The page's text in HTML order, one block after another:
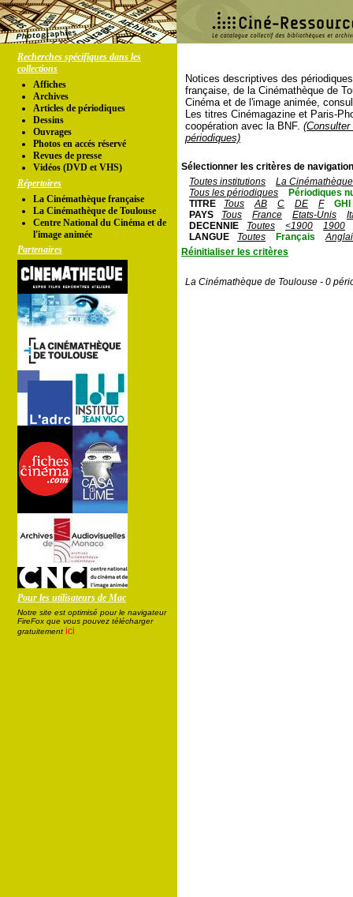
Recherches spécifiques dans les
collections
Affiches
Archives
Articles de périodiques
Dessins
Ouvrages
Photos en accés réservé
Revues de presse
Vidéos (DVD et VHS)
Répertoires
La Cinémathèque française
La Cinémathèque de Toulouse
Centre National du Cinéma et de
l'image animée
Partenaires
Pour les utilisateurs de Mac
Notre site est optimisé pour le navigateur
FireFox que vous pouvez télécharger
gratuitement ici
Notices descriptives des
française, de la Cinémathèque de
Cinéma et de l'image animée,
Les titres Cinémagazine et Paris-
coopération avec la BNF.
périodiques)
Sélectionner les critères de
Toutes institutions
La
Tous les périodiques
Périodiques
TITRE
Tous AB C DE F
GHI
PAYS
Tous France Etats-Unis
DECENNIE
Toutes <1900
1900
LANGUE
Toutes Français
Réinitialiser les critères
La Cinémathèque de Toulouse - 0